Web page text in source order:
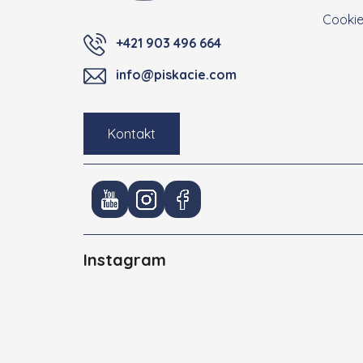
+421 903 496 664
info@piskacie.com
Kontakt
Instagram